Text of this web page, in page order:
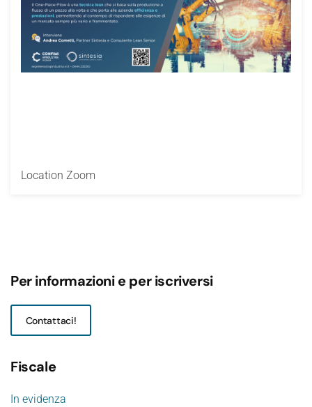
Location Zoom
Per informazioni e per iscriversi
Contattaci!
Fiscale
In evidenza